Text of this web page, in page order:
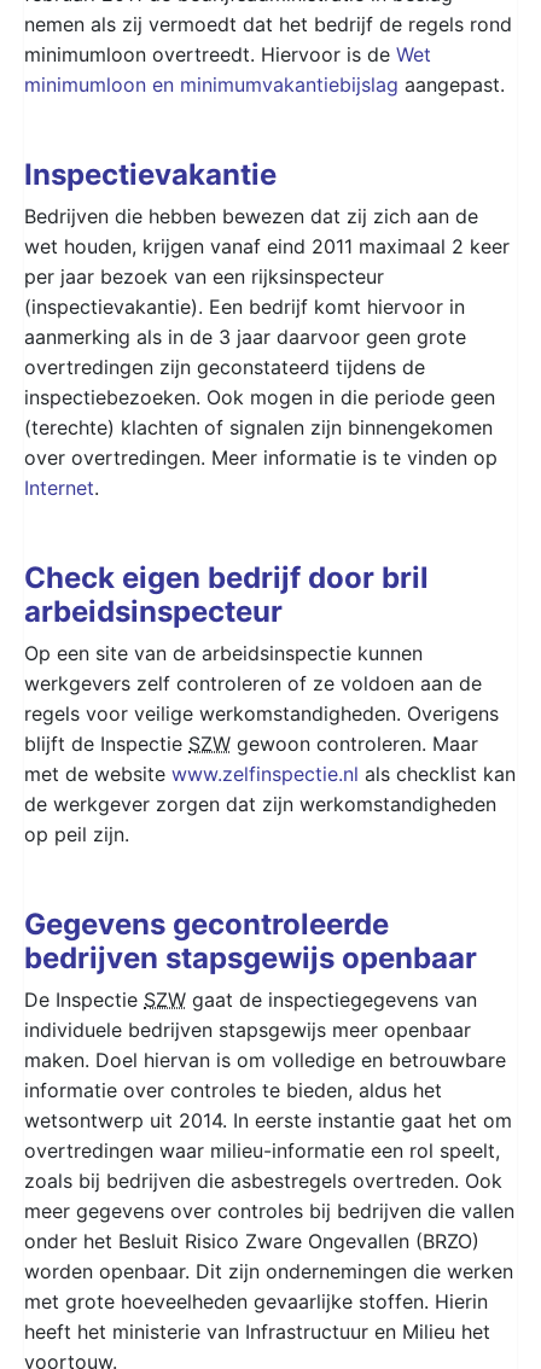
nemen als zij vermoedt dat het bedrijf de regels rond
minimumloon overtreedt. Hiervoor is de Wet
minimumloon en minimumvakantiebijslag aangepast.
Inspectievakantie
Bedrijven die hebben bewezen dat zij zich aan de
wet houden, krijgen vanaf eind 2011 maximaal 2 keer
per jaar bezoek van een rijksinspecteur
(inspectievakantie). Een bedrijf komt hiervoor in
aanmerking als in de 3 jaar daarvoor geen grote
overtredingen zijn geconstateerd tijdens de
inspectiebezoeken. Ook mogen in die periode geen
(terechte) klachten of signalen zijn binnengekomen
over overtredingen. Meer informatie is te vinden op
Internet.
Check eigen bedrijf door bril
arbeidsinspecteur
Op een site van de arbeidsinspectie kunnen
werkgevers zelf controleren of ze voldoen aan de
regels voor veilige werkomstandigheden. Overigens
blijft de Inspectie SZW gewoon controleren. Maar
met de website www.zelfinspectie.nl als checklist kan
de werkgever zorgen dat zijn werkomstandigheden
op peil zijn.
Gegevens gecontroleerde
bedrijven stapsgewijs openbaar
De Inspectie SZW gaat de inspectiegegevens van
individuele bedrijven stapsgewijs meer openbaar
maken. Doel hiervan is om volledige en betrouwbare
informatie over controles te bieden, aldus het
wetsontwerp uit 2014. In eerste instantie gaat het om
overtredingen waar milieu-informatie een rol speelt,
zoals bij bedrijven die asbestregels overtreden. Ook
meer gegevens over controles bij bedrijven die vallen
onder het Besluit Risico Zware Ongevallen (BRZO)
worden openbaar. Dit zijn ondernemingen die werken
met grote hoeveelheden gevaarlijke stoffen. Hierin
heeft het ministerie van Infrastructuur en Milieu het
voortouw.